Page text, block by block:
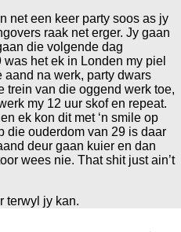
net een keer party soos as jy
raak net erger. Jy gaan
die volgende dag
het ek in Londen my piel
aand na werk, party dwars
trein van die oggend werk toe,
my 12 uur skof en repeat.
ek kon dit met ‘n smile op
die ouderdom van 29 is daar
deur gaan kuier en dan
wees nie. That shit just ain’t
terwyl jy kan.